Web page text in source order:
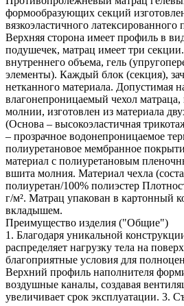
формообразующих секций
вязкоэластичного латексированного
Верхняя сторона имеет профиль в
подушечек, матрац имеет три
внутреннего объема, гель
элементы). Каждый блок (секция),
нетканного материала. Допустимая
влагонепроницаемый чехол
молнии, изготовлен из материала
(Основа – высокоэластичная
– прозрачное водонепроницаемое
полиуретановое мембранное
материал с полиуретановым
вшита молния. Материал чехла
полиуретан/100% полиэстер
г/м². Матрац упакован в картонный
вкладышем.
Преимущество изделия ("Общие")
1. Благодаря уникальной
распределяет нагрузку тела на
благоприятные условия для
Верхний профиль наполнителя
воздушные каналы, создавая
увеличивает срок эксплуатации. 3.